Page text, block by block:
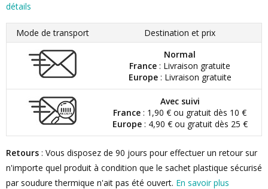
détails
Mode de transport
Destination et prix
Normal
France : Livraison gratuite
Europe: Livraison gratuite
Avec suivi
France : 1,90 € ou gratuit dès 10 €
Europe: 4,90 € ou gratuit dès 25 €
Retours : Vous disposez de 90 jours pour effectuer un retour sur
n'importe quel produit à condition que le sachet plastique sécurisé
par soudure thermique n'ait pas été ouvert. En savoir plus